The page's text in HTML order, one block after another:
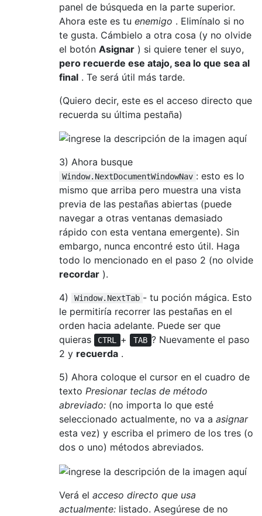
panel de búsqueda en la parte superior.
Ahora este es tu enemigo . Elimínalo si no
te gusta. Cámbielo a otra cosa (y no olvide
el botón Asignar ) si quiere tener el suyo,
pero recuerde ese atajo, sea lo que sea al
final . Te será útil más tarde.
(Quiero decir, este es el acceso directo que
recuerda su última pestaña)
3) Ahora busque
Window.NextDocumentWindowNav : esto es lo
mismo que arriba pero muestra una vista
previa de las pestañas abiertas (puede
navegar a otras ventanas demasiado
rápido con esta ventana emergente). Sin
embargo, nunca encontré esto útil. Haga
todo lo mencionado en el paso 2 (no olvide
recordar ).
4)
Window.NextTab - tu poción mágica. Esto
le permitiría recorrer las pestañas en el
orden hacia adelante. Puede ser que
quieras
CTRL + TAB ? Nuevamente el paso
2 y recuerda .
5) Ahora coloque el cursor en el cuadro de
texto Presionar teclas de método
abreviado: (no importa lo que esté
seleccionado actualmente, no va a asignar
esta vez) y escriba el primero de los tres (o
dos o uno) métodos abreviados.
Verá el acceso directo que usa
actualmente: listado. Asegúrese de no